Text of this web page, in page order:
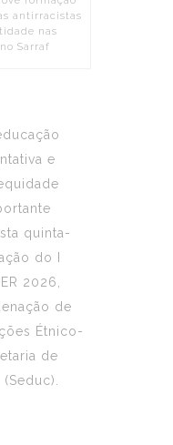
antirracistas
nas
Sarraf
e
quinta-
do I
2026,
de
Étnico-
de